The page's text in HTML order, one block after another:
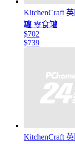
KitchenCraft
罐 零食罐
$702
$739
KitchenCraft